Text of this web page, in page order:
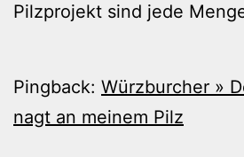
Pilzprojekt sind jede
Pingback: Würzburcher »
nagt an meinem Pilz